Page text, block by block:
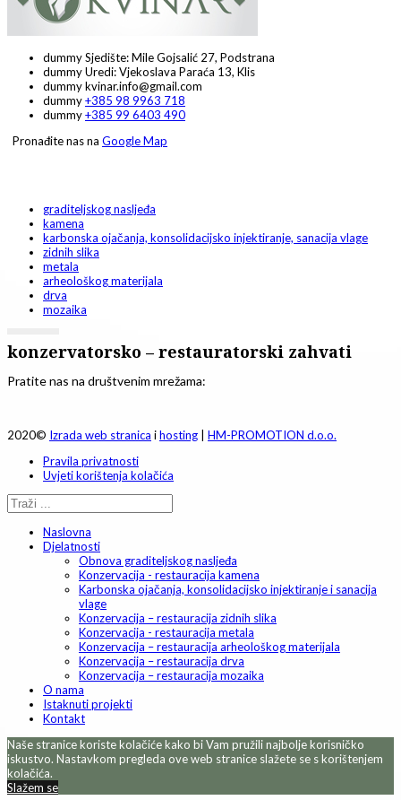
dummySjedište: Mile Gojsalić 27, Podstrana
dummyUredi: Vjekoslava Paraća 13, Klis
dummykvinar.info@gmail.com
dummy+385 98 9963 718
dummy+385 99 6403 490
Pronađite nas na Google Map
graditeljskog nasljeđa
kamena
karbonska ojačanja, konsolidacijsko injektiranje, sanacija vlage
zidnih slika
metala
arheološkog materijala
drva
mozaika
konzervatorsko – restauratorski zahvati
Pratite nas na društvenim mrežama:
2020© Izrada web stranica ihosting
HM-PROMOTION d.o.o.
Pravila privatnosti
Uvjeti korištenja kolačića
Naslovna
Djelatnosti
Obnova graditeljskog nasljeđa
Konzervacija - restauracija kamena
Karbonska ojačanja, konsolidacijsko injektiranje i sanacija
vlage
Konzervacija – restauracija zidnih slika
Konzervacija - restauracija metala
Konzervacija – restauracija arheološkog materijala
Konzervacija – restauracija drva
Konzervacija – restauracija mozaika
O nama
Istaknuti projekti
Kontakt
Naše stranice koriste kolačiće kako bi Vam pružili najbolje korisničko
iskustvo. Nastavkom pregleda ove web stranice slažete se s korištenjem
kolačića.
Slažem se